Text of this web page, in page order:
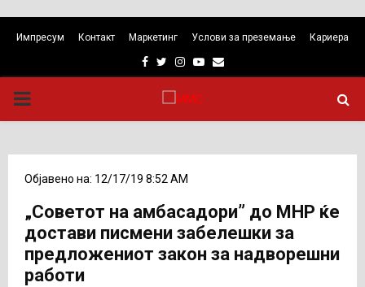
Импресум Контакт Маркетинг Услови за преземање Кариера
Facebook
TwitterInstagram
Youtube
Email
PRIMARY
Објавено на: 12/17/19 8:52 AM
„Советот на амбасадори” до МНР ќе
достави писмени забелешки за
предложениот закон за надворешни
работи